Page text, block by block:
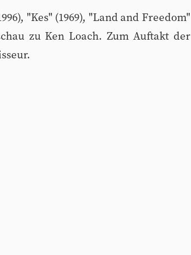
"Kes" (1969), "Land and Freedom"
zu Ken Loach. Zum Auftakt der